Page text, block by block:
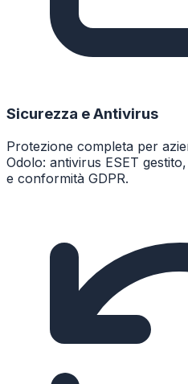
Sicurezza e Antivirus
Protezione completa per
Odolo: antivirus ESET
e conformità GDPR.